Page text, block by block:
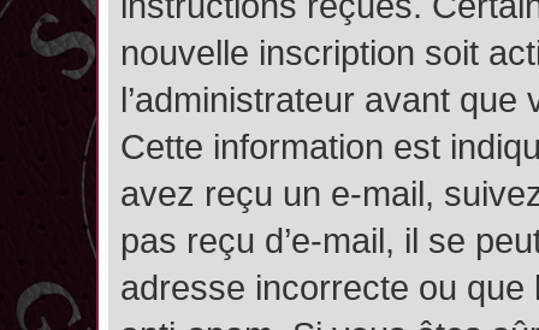
nouvelle inscription soit
l’administrateur avant
Cette information est
avez reçu un e-mail,
pas reçu d’e-mail, il se
adresse incorrecte ou que